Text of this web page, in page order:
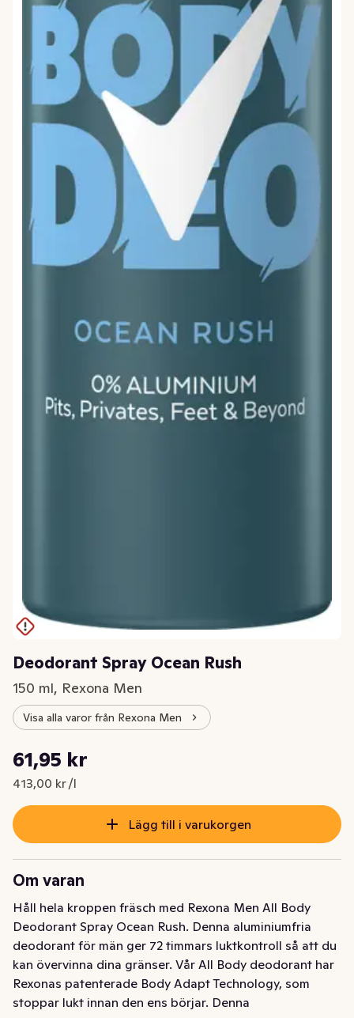
Deodorant Spray Ocean Rush
150 ml, Rexona Men
Visa alla varor från Rexona Men
Nuvarande pris är: 61,95 kr
61,95 kr
413,00 kr /l
Styckpris: 413,00 kr /l
Lägg till i varukorgen
Om varan
Håll hela kroppen fräsch med Rexona Men All Body
Deodorant Spray Ocean Rush. Denna aluminiumfria
deodorant för män ger 72 timmars luktkontroll så att du
kan övervinna dina gränser. Vår All Body deodorant har
Rexonas patenterade Body Adapt Technology, som
stoppar lukt innan den ens börjar. Denna